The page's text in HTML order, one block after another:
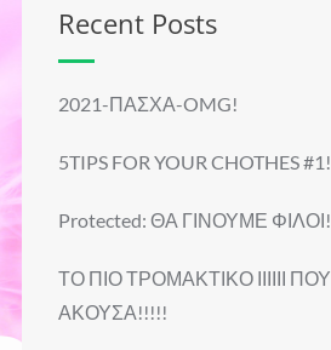
Recent Posts
2021-ΠΑΣΧΑ-OMG!
5TIPS FOR YOUR CHOTHES #1!
Protected: ΘΑ ΓΙΝΟΥΜΕ ΦΙΛΟΙ!
ΤΟ ΠΙΟ ΤΡΟΜΑΚΤΙΚΟ ΙΙΙΙΙΙ ΠΟΥ
ΑΚΟΥΣΑ!!!!!